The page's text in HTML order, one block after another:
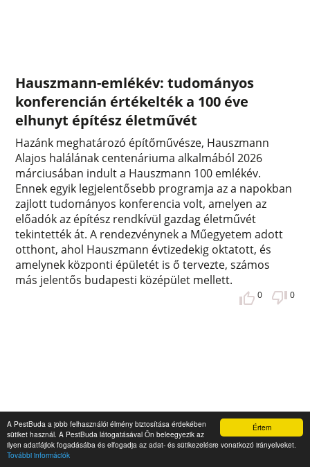
Értem
A PestBuda a jobb felhasználói élmény biztosítása érdekében
sütiket használ. A PestBuda látogatásával Ön beleegyezik az
ilyen adatfájlok fogadásába és elfogadja az adat- és sütikezelésre vonatkozó irányelveket.
További információk
Hauszmann-emlékév: tudományos
konferencián értékelték a 100 éve
elhunyt építész életművét
Hazánk meghatározó építőművésze, Hauszmann
Alajos halálának centenáriuma alkalmából 2026
márciusában indult a Hauszmann 100 emlékév.
Ennek egyik legjelentősebb programja az a napokban
zajlott tudományos konferencia volt, amelyen az
előadók az építész rendkívül gazdag életművét
tekintették át. A rendezvénynek a Műegyetem adott
otthont, ahol Hauszmann évtizedekig oktatott, és
amelynek központi épületét is ő tervezte, számos
más jelentős budapesti középület mellett.
0 0